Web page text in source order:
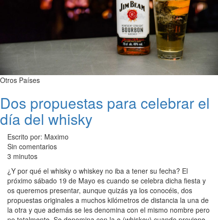
Otros Países
Dos propuestas para celebrar el
día del whisky
Escrito por: Maximo
Sin comentarios
3 minutos
¿Y por qué el whisky o whiskey no iba a tener su fecha? El
próximo sábado 19 de Mayo es cuando se celebra dicha fiesta y
os queremos presentar, aunque quizás ya los conocéis, dos
propuestas originales a muchos kilómetros de distancia la una de
la otra y que además se les denomina con el mismo nombre pero